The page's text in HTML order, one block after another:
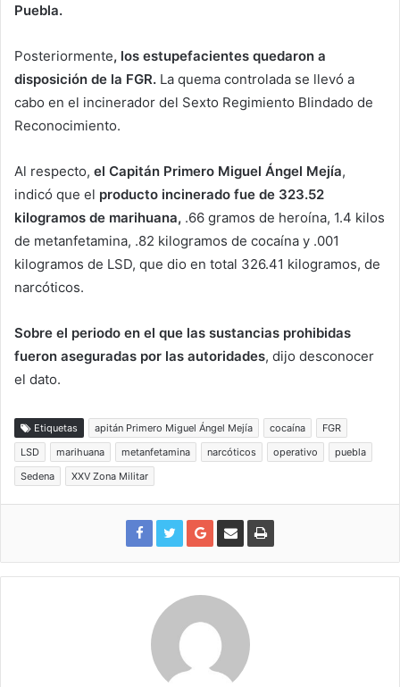
Puebla.
Posteriormente, los estupefacientes quedaron a
disposición de la FGR. La quema controlada se llevó a
cabo en el incinerador del Sexto Regimiento Blindado de
Reconocimiento.
Al respecto, el Capitán Primero Miguel Ángel Mejía,
indicó que el producto incinerado fue de 323.52
kilogramos de marihuana, .66 gramos de heroína, 1.4 kilos
de metanfetamina, .82 kilogramos de cocaína y .001
kilogramos de LSD, que dio en total 326.41 kilogramos, de
narcóticos.
Sobre el periodo en el que las sustancias prohibidas
fueron aseguradas por las autoridades, dijo desconocer
el dato.
Etiquetas apitán Primero Miguel Ángel Mejía cocaína
FGR
LSD
marihuana metanfetamina narcóticos operativo
puebla
Sedena
XXV Zona Militar